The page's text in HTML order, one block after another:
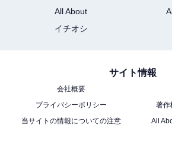
All About
イチオシ
サイト情報
会社概要
プライバシーポリシー
著作
当サイトの情報についての注意
All